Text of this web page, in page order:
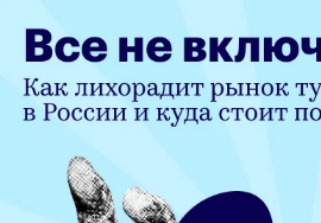
Венчур умер, да